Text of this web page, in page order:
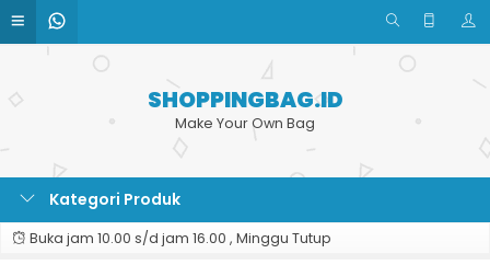
SHOPPINGBAG.ID
Make Your Own Bag
Kategori Produk
Buka jam 10.00 s/d jam 16.00 , Minggu Tutup